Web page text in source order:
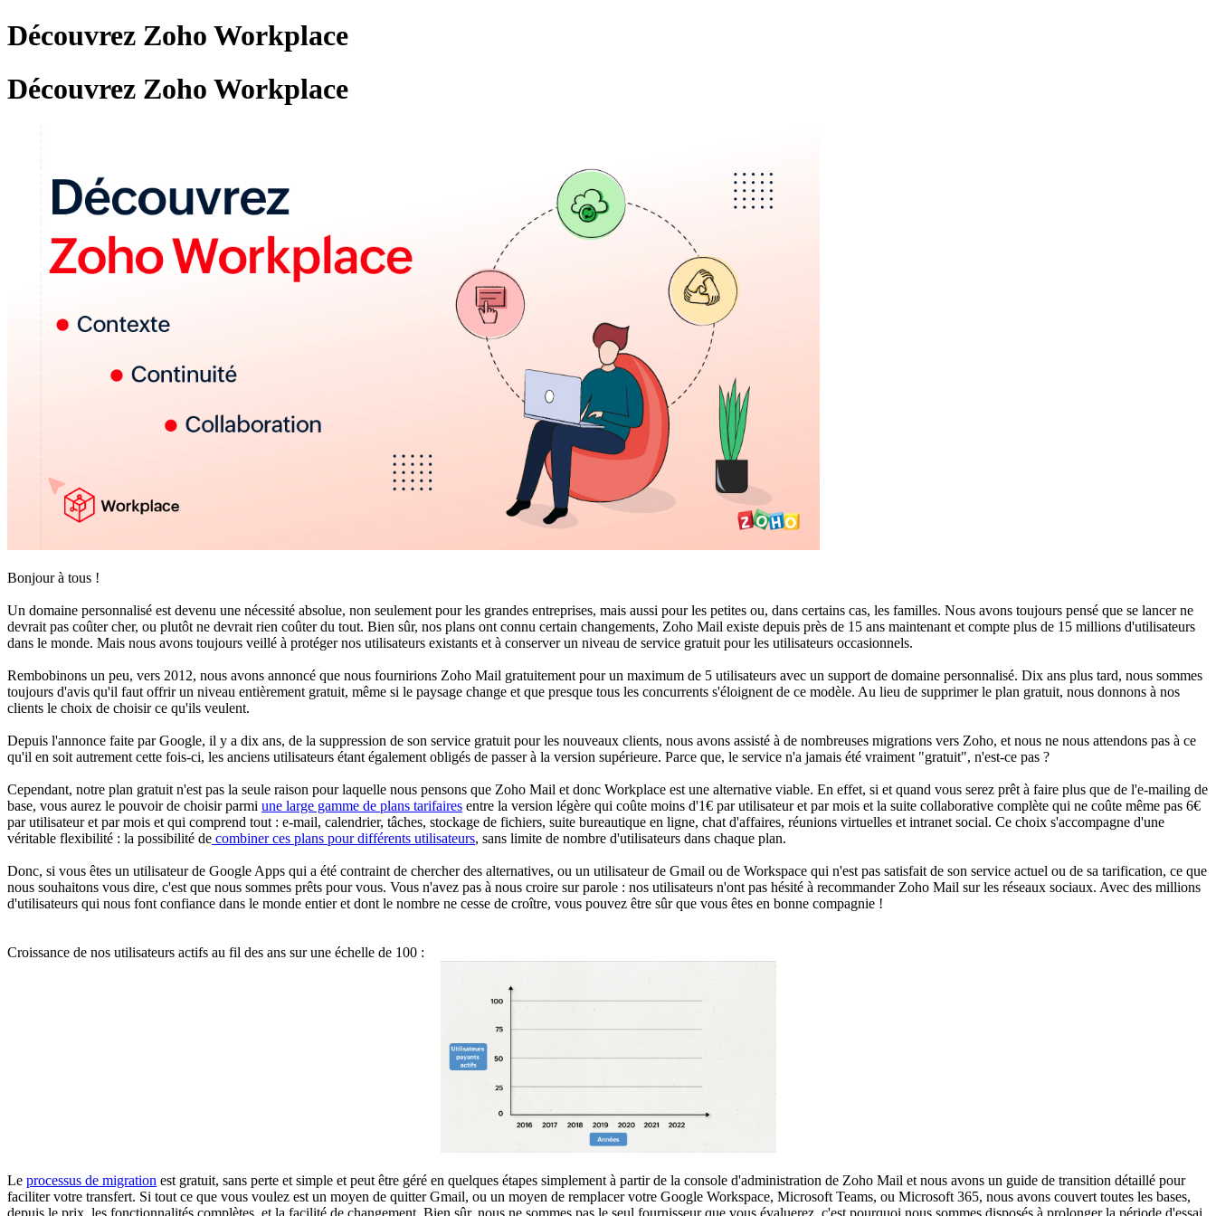
Découvrez Zoho Workplace
Découvrez Zoho Workplace
Bonjour à tous !
Un domaine personnalisé est devenu une nécessité absolue, non seulement pour les grandes entreprises, mais aussi pour les petites ou, dans certains cas, les familles. Nous avons toujours pensé que se lancer ne
devrait pas coûter cher, ou plutôt ne devrait rien coûter du tout. Bien sûr, nos plans ont connu certain changements, Zoho Mail existe depuis près de 15 ans maintenant et compte plus de 15 millions d'utilisateurs
dans le monde. Mais nous avons toujours veillé à protéger nos utilisateurs existants et à conserver un niveau de service gratuit pour les utilisateurs occasionnels.
Rembobinons un peu, vers 2012, nous avons annoncé que nous fournirions Zoho Mail gratuitement pour un maximum de 5 utilisateurs avec un support de domaine personnalisé. Dix ans plus tard, nous sommes
toujours d'avis qu'il faut offrir un niveau entièrement gratuit, même si le paysage change et que presque tous les concurrents s'éloignent de ce modèle. Au lieu de supprimer le plan gratuit, nous donnons à nos
clients le choix de choisir ce qu'ils veulent.
Depuis l'annonce faite par Google, il y a dix ans, de la suppression de son service gratuit pour les nouveaux clients, nous avons assisté à de nombreuses migrations vers Zoho, et nous ne nous attendons pas à ce
qu'il en soit autrement cette fois-ci, les anciens utilisateurs étant également obligés de passer à la version supérieure. Parce que, le service n'a jamais été vraiment "gratuit", n'est-ce pas ?
Cependant, notre plan gratuit n'est pas la seule raison pour laquelle nous pensons que Zoho Mail et donc Workplace est une alternative viable. En effet, si et quand vous serez prêt à faire plus que de l'e-mailing de
base, vous aurez le pouvoir de choisir parmi une large gamme de plans tarifaires entre la version légère qui coûte moins d'1€ par utilisateur et par mois et la suite collaborative complète qui ne coûte même pas 6€
par utilisateur et par mois et qui comprend tout : e-mail, calendrier, tâches, stockage de fichiers, suite bureautique en ligne, chat d'affaires, réunions virtuelles et intranet social. Ce choix s'accompagne d'une
véritable flexibilité : la possibilité de combiner ces plans pour différents utilisateurs, sans limite de nombre d'utilisateurs dans chaque plan.
Donc, si vous êtes un utilisateur de Google Apps qui a été contraint de chercher des alternatives, ou un utilisateur de Gmail ou de Workspace qui n'est pas satisfait de son service actuel ou de sa tarification, ce que
nous souhaitons vous dire, c'est que nous sommes prêts pour vous. Vous n'avez pas à nous croire sur parole : nos utilisateurs n'ont pas hésité à recommander Zoho Mail sur les réseaux sociaux. Avec des millions
d'utilisateurs qui nous font confiance dans le monde entier et dont le nombre ne cesse de croître, vous pouvez être sûr que vous êtes en bonne compagnie !
Croissance de nos utilisateurs actifs au fil des ans sur une échelle de 100 :
Le processus de migration est gratuit, sans perte et simple et peut être géré en quelques étapes simplement à partir de la console d'administration de Zoho Mail et nous avons un guide de transition détaillé pour
faciliter votre transfert. Si tout ce que vous voulez est un moyen de quitter Gmail, ou un moyen de remplacer votre Google Workspace, Microsoft Teams, ou Microsoft 365, nous avons couvert toutes les bases,
depuis le prix, les fonctionnalités complètes, et la facilité de changement. Bien sûr, nous ne sommes pas le seul fournisseur que vous évaluerez, c'est pourquoi nous sommes disposés à prolonger la période d'essai